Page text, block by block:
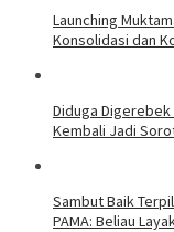
Launching
Konsolidasi dan
Diduga Digerebek
Kembali Jadi
Sambut Baik
PAMA: Beliau